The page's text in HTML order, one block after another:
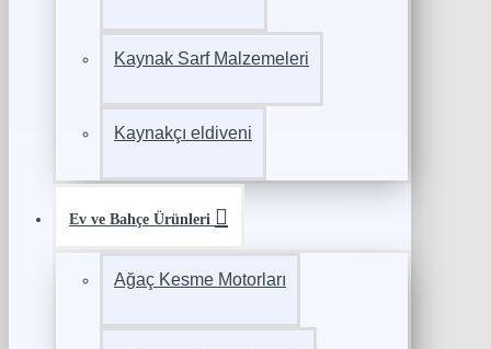
Kaynak Sarf Malzemeleri
Kaynakçı eldiveni
Ev ve Bahçe Ürünleri
Ağaç Kesme Motorları